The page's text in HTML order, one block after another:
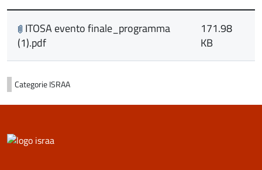
ITOSA evento finale_programma
(1).pdf
171.98
KB
CategorieISRAA